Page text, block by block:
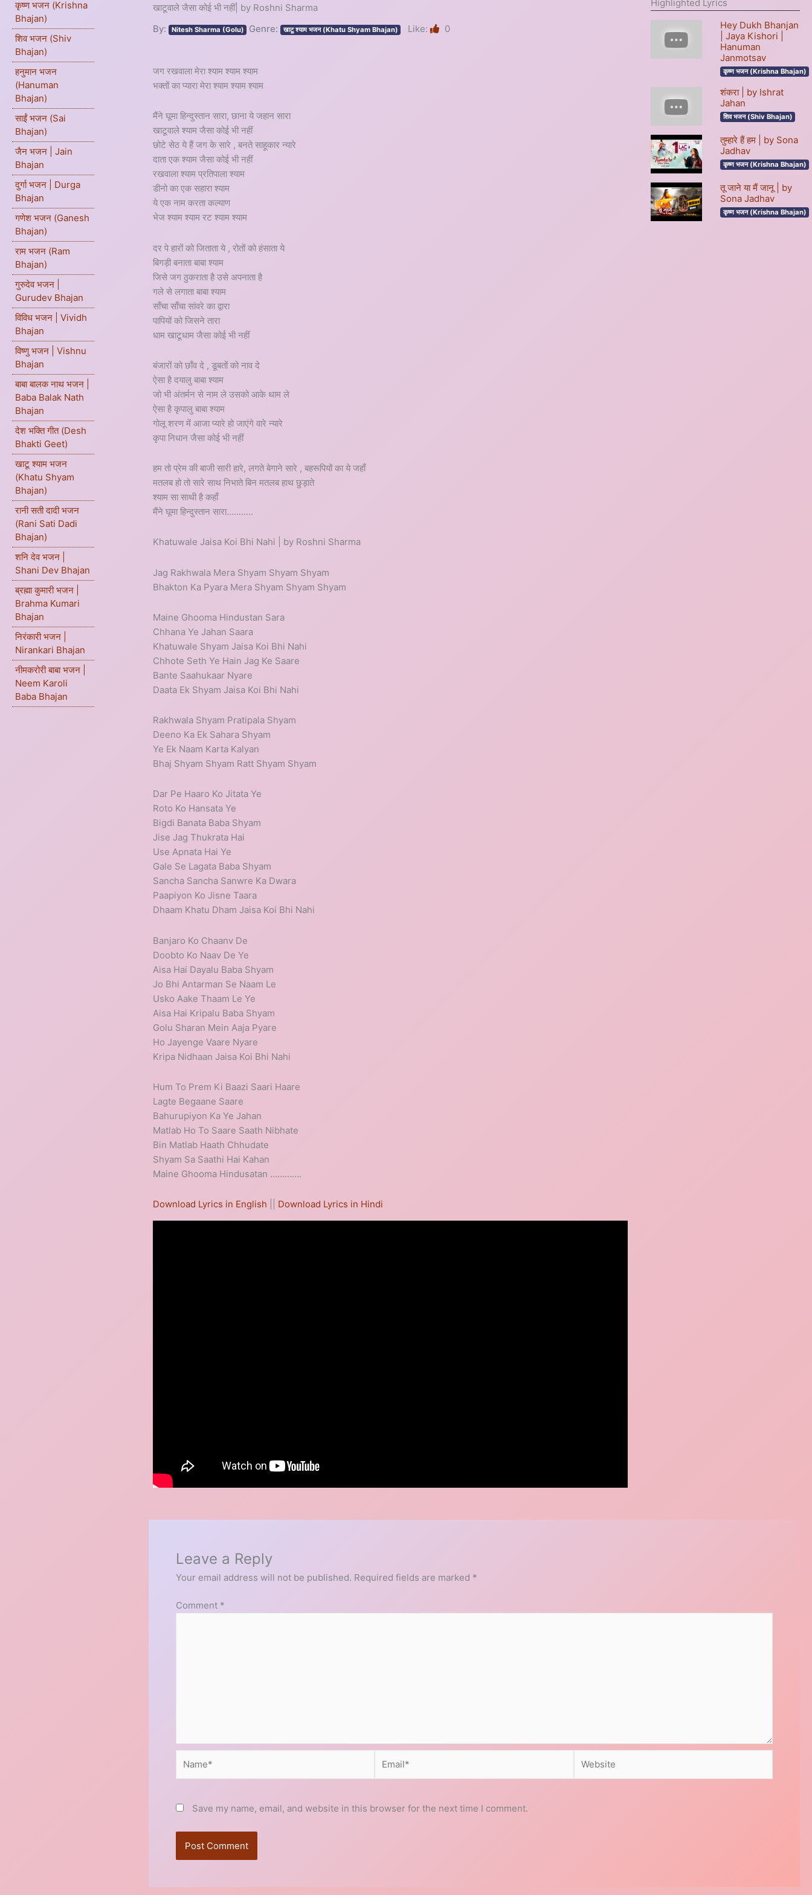
कृष्ण भजन (Krishna
Bhajan)
शिव भजन (Shiv
Bhajan)
हनुमान भजन
(Hanuman
Bhajan)
साईं भजन (Sai
Bhajan)
जैन भजन | Jain
Bhajan
दुर्गा भजन | Durga
Bhajan
गणेश भजन (Ganesh
Bhajan)
राम भजन (Ram
Bhajan)
गुरुदेव भजन |
Gurudev Bhajan
विविध भजन | Vividh
Bhajan
विष्णु भजन | Vishnu
Bhajan
बाबा बालक नाथ भजन |
Baba Balak Nath
Bhajan
देश भक्ति गीत (Desh
Bhakti Geet)
खाटू श्याम भजन
(Khatu Shyam
Bhajan)
रानी सती दादी भजन
(Rani Sati Dadi
Bhajan)
शनि देव भजन |
Shani Dev Bhajan
ब्रह्मा कुमारी भजन |
Brahma Kumari
Bhajan
निरंकारी भजन |
Nirankari Bhajan
नीमकरोरी बाबा भजन |
Neem Karoli
Baba Bhajan
खाटूवाले जैसा कोई भी नहीं| by Roshni Sharma
By: Nitesh Sharma (Golu) Genre: खाटू श्याम भजन (Khatu Shyam Bhajan) Like: 0
जग रखवाला मेरा श्याम श्याम श्याम
भक्तों का प्यारा मेरा श्याम श्याम श्याम
मैंने घूमा हिन्दुस्तान सारा, छाना ये जहान सारा
खाटूवाले श्याम जैसा कोई भी नहीं
छोटे सेठ ये हैं जग के सारे , बनते साहूकार न्यारे
दाता एक श्याम जैसा कोई भी नहीं
रखवाला श्याम प्रतिपाला श्याम
डीनो का एक सहारा श्याम
ये एक नाम करता कल्याण
भेज श्याम श्याम रट श्याम श्याम
दर पे हारों को जिताता ये , रोतों को हंसाता ये
बिगड़ी बनाता बाबा श्याम
जिसे जग ठुकराता है उसे अपनाता है
गले से लगाता बाबा श्याम
साँचा साँचा सांवरे का द्वारा
पापियों को जिसने तारा
धाम खाटूधाम जैसा कोई भी नहीं
बंजारों को छाँव दे , डूबतों को नाव दे
ऐसा है दयालु बाबा श्याम
जो भी अंतर्मन से नाम ले उसको आके थाम ले
ऐसा है कृपालु बाबा श्याम
गोलू शरण में आजा प्यारे हो जाएंगे वारे न्यारे
कृपा निधान जैसा कोई भी नहीं
हम तो प्रेम की बाजी सारी हारे, लगते बेगाने सारे , बहरूपियों का ये जहाँ
मतलब हो तो सारे साथ निभाते बिन मतलब हाथ छुड़ाते
श्याम सा साथी है कहाँ
मैंने घूमा हिन्दुस्तान सारा...........
Khatuwale Jaisa Koi Bhi Nahi | by Roshni Sharma
Jag Rakhwala Mera Shyam Shyam Shyam
Bhakton Ka Pyara Mera Shyam Shyam Shyam
Maine Ghooma Hindustan Sara
Chhana Ye Jahan Saara
Khatuwale Shyam Jaisa Koi Bhi Nahi
Chhote Seth Ye Hain Jag Ke Saare
Bante Saahukaar Nyare
Daata Ek Shyam Jaisa Koi Bhi Nahi
Rakhwala Shyam Pratipala Shyam
Deeno Ka Ek Sahara Shyam
Ye Ek Naam Karta Kalyan
Bhaj Shyam Shyam Ratt Shyam Shyam
Dar Pe Haaro Ko Jitata Ye
Roto Ko Hansata Ye
Bigdi Banata Baba Shyam
Jise Jag Thukrata Hai
Use Apnata Hai Ye
Gale Se Lagata Baba Shyam
Sancha Sancha Sanwre Ka Dwara
Paapiyon Ko Jisne Taara
Dhaam Khatu Dham Jaisa Koi Bhi Nahi
Banjaro Ko Chaanv De
Doobto Ko Naav De Ye
Aisa Hai Dayalu Baba Shyam
Jo Bhi Antarman Se Naam Le
Usko Aake Thaam Le Ye
Aisa Hai Kripalu Baba Shyam
Golu Sharan Mein Aaja Pyare
Ho Jayenge Vaare Nyare
Kripa Nidhaan Jaisa Koi Bhi Nahi
Hum To Prem Ki Baazi Saari Haare
Lagte Begaane Saare
Bahurupiyon Ka Ye Jahan
Matlab Ho To Saare Saath Nibhate
Bin Matlab Haath Chhudate
Shyam Sa Saathi Hai Kahan
Maine Ghooma Hindusatan ………….
Download Lyrics in English Download Lyrics in Hindi
Highlighted Lyrics
Hey Dukh Bhanjan
| Jaya Kishori |
Hanuman
Janmotsav
कृष्ण भजन (Krishna Bhajan)
शंकरा | by Ishrat
Jahan
शिव भजन (Shiv Bhajan)
तुम्हारे हैं हम | by Sona
Jadhav
कृष्ण भजन (Krishna Bhajan)
तू जाने या मैं जानू | by
Sona Jadhav
कृष्ण भजन (Krishna Bhajan)
Leave a Reply
Your email address will not be published. Required fields are marked *
Comment *
Save my name, email, and website in this browser for the next time I comment.